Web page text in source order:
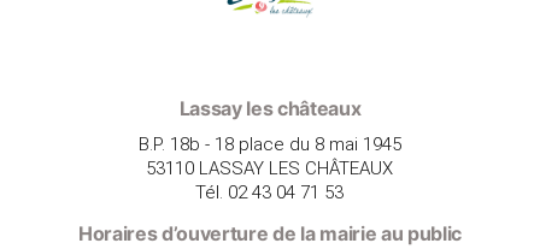
Lassay les châteaux
B.P. 18b - 18 place du 8 mai 1945
53110 LASSAY LES CHÂTEAUX
Tél. 02 43 04 71 53
Horaires d’ouverture de la mairie au public